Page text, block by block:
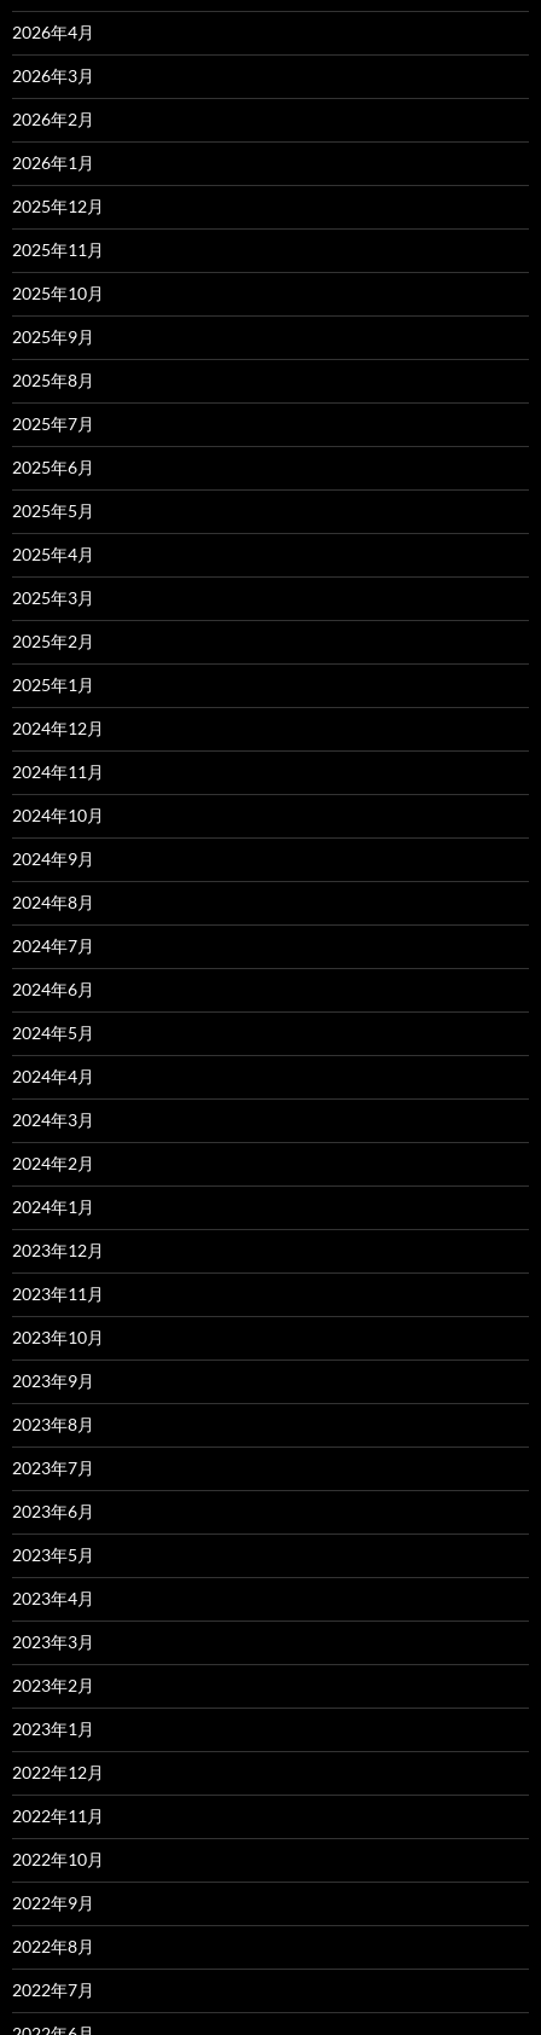
2026年4月
2026年3月
2026年2月
2026年1月
2025年12月
2025年11月
2025年10月
2025年9月
2025年8月
2025年7月
2025年6月
2025年5月
2025年4月
2025年3月
2025年2月
2025年1月
2024年12月
2024年11月
2024年10月
2024年9月
2024年8月
2024年7月
2024年6月
2024年5月
2024年4月
2024年3月
2024年2月
2024年1月
2023年12月
2023年11月
2023年10月
2023年9月
2023年8月
2023年7月
2023年6月
2023年5月
2023年4月
2023年3月
2023年2月
2023年1月
2022年12月
2022年11月
2022年10月
2022年9月
2022年8月
2022年7月